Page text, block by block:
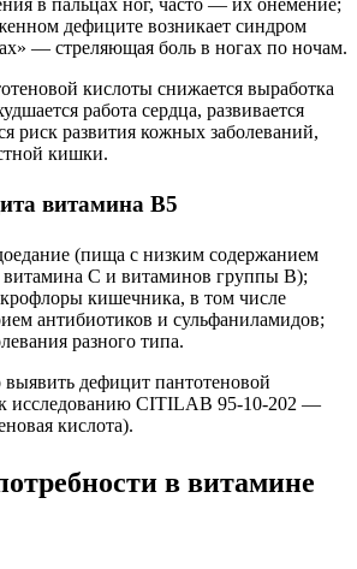
в пальцах ног, часто — их онемение;
дефиците возникает синдром
— стреляющая боль в ногах по ночам.
кислоты снижается выработка
работа сердца, развивается
риск развития кожных заболеваний,
кишки.
витамина B5
(пища с низким содержанием
витамина С и витаминов группы В);
кишечника, в том числе
антибиотиков и сульфаниламидов;
разного типа.
дефицит пантотеновой
исследованию CITILAB 95-10-202 —
кислота).
в витамине